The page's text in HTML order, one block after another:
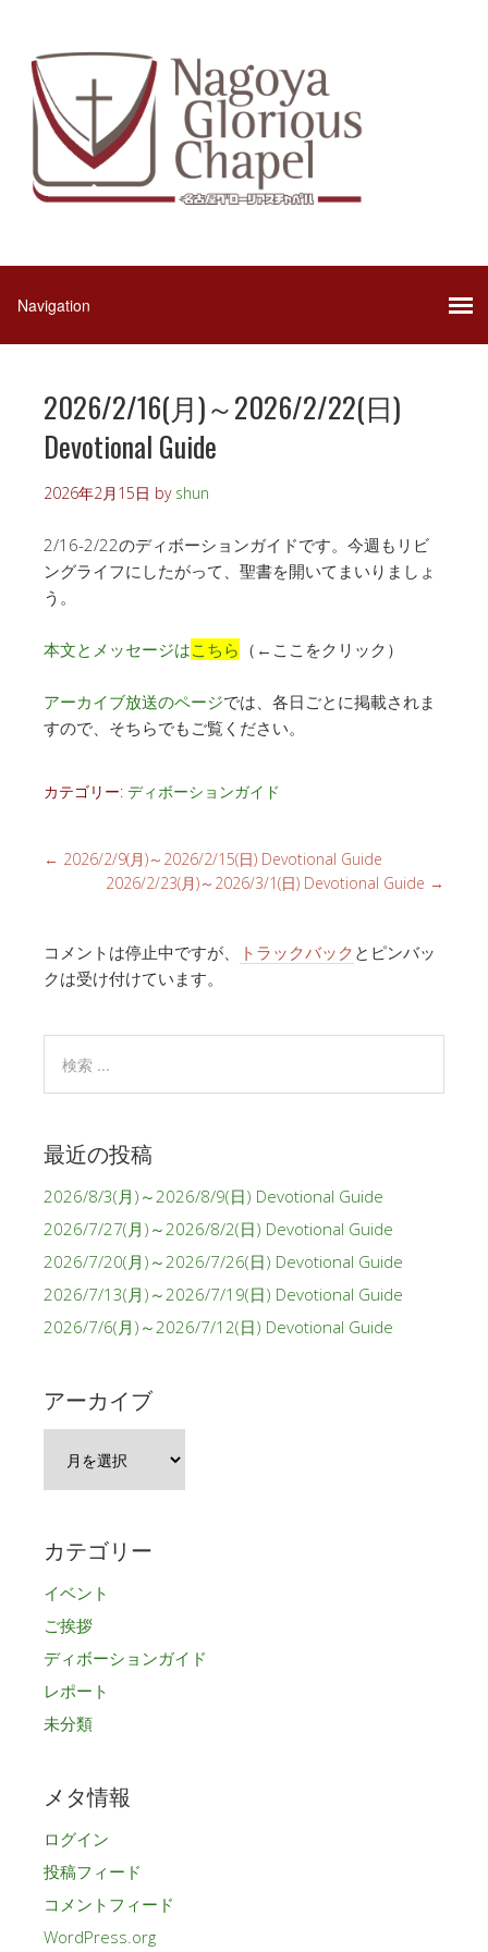
2026/2/16(月)～2026/2/22(日)
Devotional Guide
2026年2月15日 by shun
2/16-2/22のディボーションガイドです。今週もリビ
ングライフにしたがって、聖書を開いてまいりましょ
う。
本文とメッセージはこちら （←ここをクリック）
アーカイブ放送のページでは、各日ごとに掲載されま
すので、そちらでもご覧ください。
カテゴリー: ディボーションガイド
← 2026/2/9(月)～2026/2/15(日) Devotional Guide
2026/2/23(月)～2026/3/1(日) Devotional Guide →
コメントは停止中ですが、 トラックバック とピンバッ
クは受け付けています。
最近の投稿
2026/8/3(月)～2026/8/9(日) Devotional Guide
2026/7/27(月)～2026/8/2(日) Devotional Guide
2026/7/20(月)～2026/7/26(日) Devotional Guide
2026/7/13(月)～2026/7/19(日) Devotional Guide
2026/7/6(月)～2026/7/12(日) Devotional Guide
アーカイブ
カ
ブ
カテゴリー
イベント
ご挨拶
ディボーションガイド
レポート
未分類
メタ情報
ログイン
投稿フィード
コメントフィード
WordPress.org